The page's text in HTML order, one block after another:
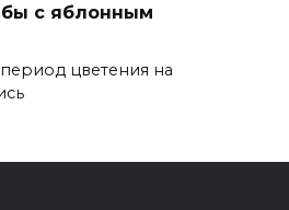
с яблонным
цветения на